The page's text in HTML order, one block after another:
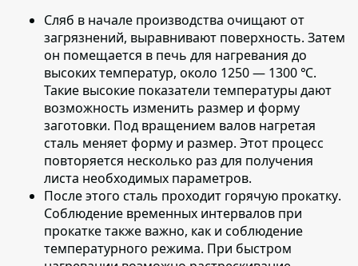
Сляб в начале производства очищают от
загрязнений, выравнивают поверхность. Затем
он помещается в печь для нагревания до
высоких температур, около 1250 — 1300 ℃.
Такие высокие показатели температуры дают
возможность изменить размер и форму
заготовки. Под вращением валов нагретая
сталь меняет форму и размер. Этот процесс
повторяется несколько раз для получения
листа необходимых параметров.
После этого сталь проходит горячую прокатку.
Соблюдение временных интервалов при
прокатке также важно, как и соблюдение
температурного режима. При быстром